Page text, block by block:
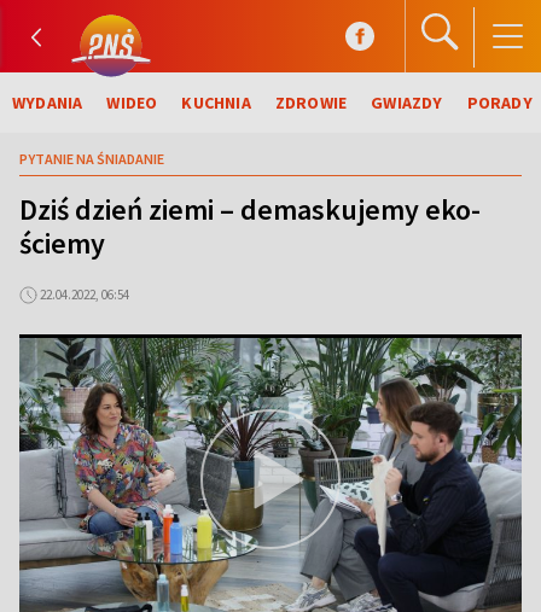
WYDANIA WIDEO KUCHNIA ZDROWIE GWIAZDY PORADY
PYTANIE NA ŚNIADANIE
Dziś dzień ziemi – demaskujemy eko-
ściemy
22.04.2022, 06:54